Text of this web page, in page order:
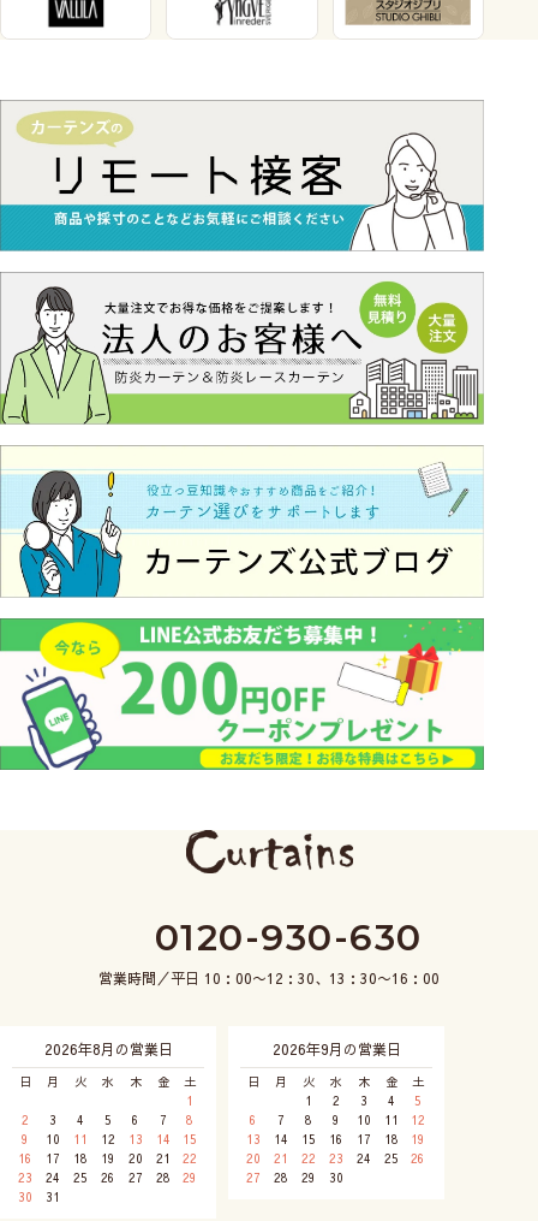
0120-930-630
営業時間／平日 10：00〜12：30、13：30〜16：00
2026年8月の営業日
日 月 火 水 木 金
土
1
2
3 4 5 6 7
8
9
10 11 12 13 14
15
16
17 18 19 20 21
22
23
24 25 26 27 28
29
30
31
2026年9月の営業日
日 月 火 水 木 金
土
1
2 3 4
5
6
7 8 9 10 11
12
13
14 15 16 17 18
19
20
21 22 23 24 25
26
27
28 29 30